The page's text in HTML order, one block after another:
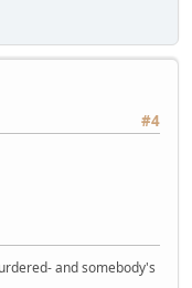
#4
and somebody's